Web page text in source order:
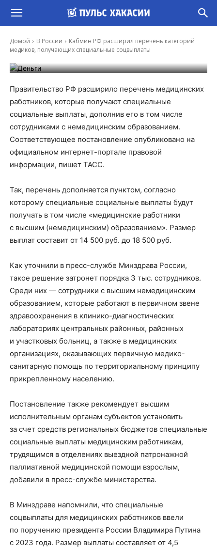
Домой В России
Кабмин РФ расширил перечень категорий
медиков, получающих специальные соцвыплаты
соцвыплаты
Правительство РФ расширило перечень медицинских
работников, которые получают специальные
социальные выплаты, дополнив его в том числе
сотрудниками с немедицинским образованием.
Соответствующее постановление опубликовано на
официальном интернет-портале правовой
информации, пишет ТАСС.
Так, перечень дополняется пунктом, согласно
которому специальные социальные выплаты будут
получать в том числе «медицинские работники
с высшим (немедицинским) образованием». Размер
выплат составит от 14 500 руб. до 18 500 руб.
Как уточнили в пресс-службе Минздрава России,
такое решение затронет порядка 3 тыс. сотрудников.
Среди них — сотрудники с высшим немедицинским
образованием, которые работают в первичном звене
здравоохранения в клинико-диагностических
лабораториях центральных районных, районных
и участковых больниц, а также в медицинских
организациях, оказывающих первичную медико-
санитарную помощь по территориальному принципу
прикрепленному населению.
Постановление также рекомендует высшим
исполнительным органам субъектов установить
за счет средств региональных бюджетов специальные
социальные выплаты медицинским работникам,
трудящимся в отделениях выездной патронажной
паллиативной медицинской помощи взрослым,
добавили в пресс-службе министерства.
В Минздраве напомнили, что специальные
соцвыплаты для медицинских работников ввели
по поручению президента России Владимира Путина
с 2023 года. Размер выплаты составляет от 4,5